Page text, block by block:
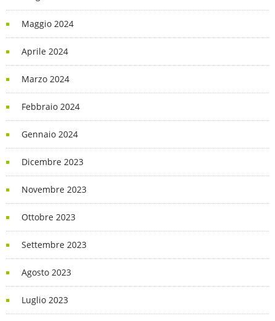
Maggio 2024
Aprile 2024
Marzo 2024
Febbraio 2024
Gennaio 2024
Dicembre 2023
Novembre 2023
Ottobre 2023
Settembre 2023
Agosto 2023
Luglio 2023